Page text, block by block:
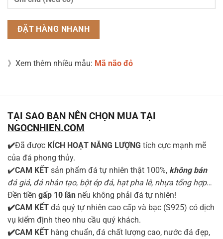
》Xem thêm nhiều mẫu: Mã não đỏ
TẠI SAO BẠN NÊN CHỌN MUA TẠI
NGOCNHIEN.COM
✔️Đã được KÍCH HOẠT NĂNG LƯỢNG tích cực mạnh mẽ
của đá phong thủy.
✔️CAM KẾT sản phẩm đá tự nhiên thật 100%, không bán
đá giả, đá nhân tạo, bột ép đá, hạt pha lê, nhựa tổng hợp…
Đền tiền gấp 10 lần nếu không phải đá tự nhiên!
✔️CAM KẾT đá quý tự nhiên cao cấp và bạc (S925) có dịch
vụ kiểm định theo nhu cầu quý khách.
✔️CAM KẾT hàng chuẩn, đá chất lượng cao, nước đá đẹp,